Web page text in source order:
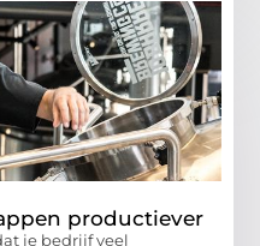
productiever
je bedrijf veel